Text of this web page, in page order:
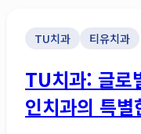
TU치과 티유치과
TU치과: 글로
인치과의 특별